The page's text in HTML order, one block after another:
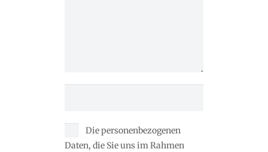
Die personenbezogenen
Daten, die Sie uns im Rahmen